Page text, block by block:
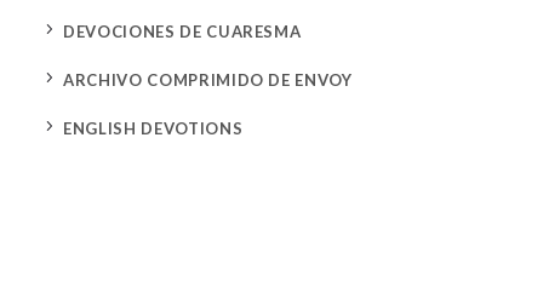
5 DEVOCIONES DE CUARESMA
5 ARCHIVO COMPRIMIDO DE ENVOY
5 ENGLISH DEVOTIONS